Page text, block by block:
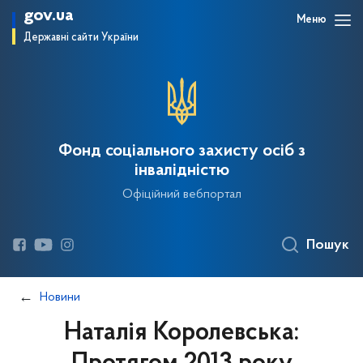
gov.ua
Державні сайти України
Меню
Фонд соціального захисту осіб з
інвалідністю
Офіційний вебпортал
Пошук
Новини
Наталія Королевська: